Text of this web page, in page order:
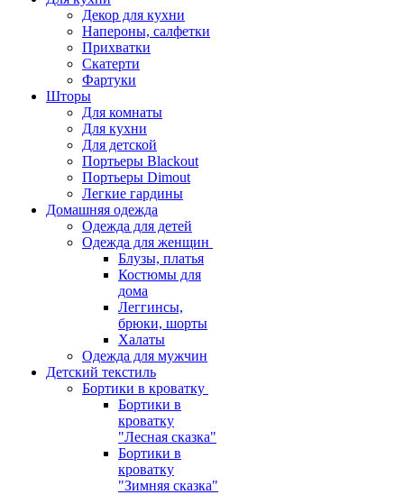
Декор для кухни
Напероны, салфетки
Прихватки
Скатерти
Фартуки
Шторы
Для комнаты
Для кухни
Для детской
Портьеры Blackout
Портьеры Dimout
Легкие гардины
Домашняя одежда
Одежда для детей
Одежда для женщин
Блузы, платья
Костюмы для
дома
Леггинсы,
брюки, шорты
Халаты
Одежда для мужчин
Детский текстиль
Бортики в кроватку
Бортики в
кроватку
"Лесная сказка"
Бортики в
кроватку
"Зимняя сказка"